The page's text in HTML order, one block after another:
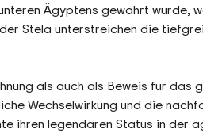
Ägyptens gewährt würde,
Stela unterstreichen die
als auch als Beweis für das
Wechselwirkung und die
ihren legendären Status in der